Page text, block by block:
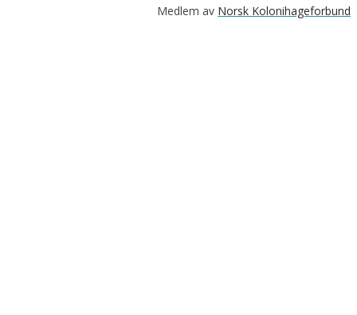
Medlem av Norsk Kolonihageforbund